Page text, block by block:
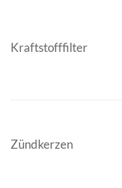
Kraftstofffilter
Zündkerzen